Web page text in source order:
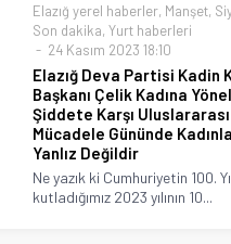
Elazığ yerel haberler, Manşet,
Son dakika,Yurt haberleri
24 Kasım 2023 18:10
Elazığ Deva Partisi Kadin
Başkanı Çelik Kadına
Şiddete Karşı Uluslararası
Mücadele Gününde
Yanlız Değildir
Ne yazık ki Cumhuriyetin 100.
kutladığımız 2023 yılının 10...